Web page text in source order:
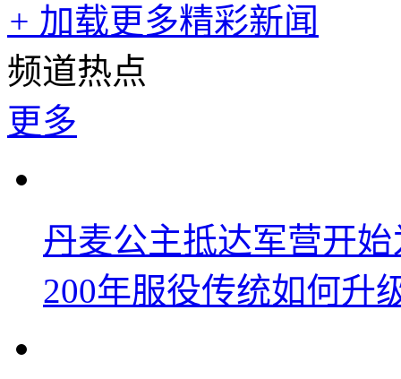
+ 加载更多精彩新闻
频道热点
更多
丹麦公主抵达军营开
200年服役传统如何升